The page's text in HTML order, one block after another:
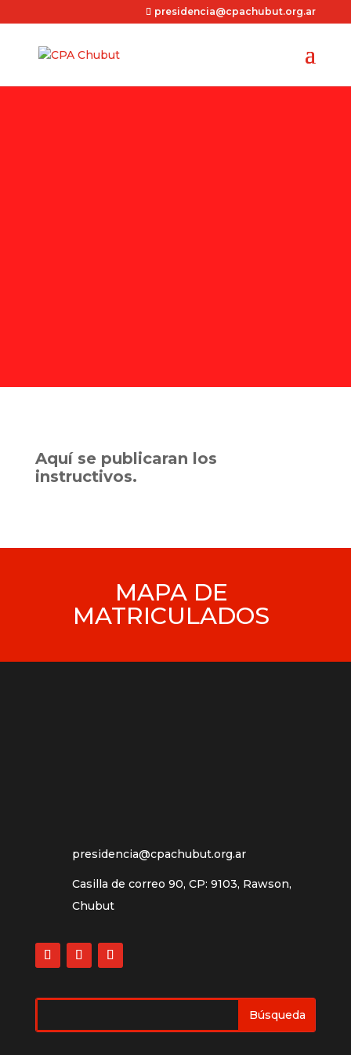
presidencia@cpachubut.org.ar
Aquí se publicaran los
instructivos.
MAPA DE
MATRICULADOS
presidencia@cpachubut.org.ar
Casilla de correo 90, CP: 9103, Rawson,
Chubut